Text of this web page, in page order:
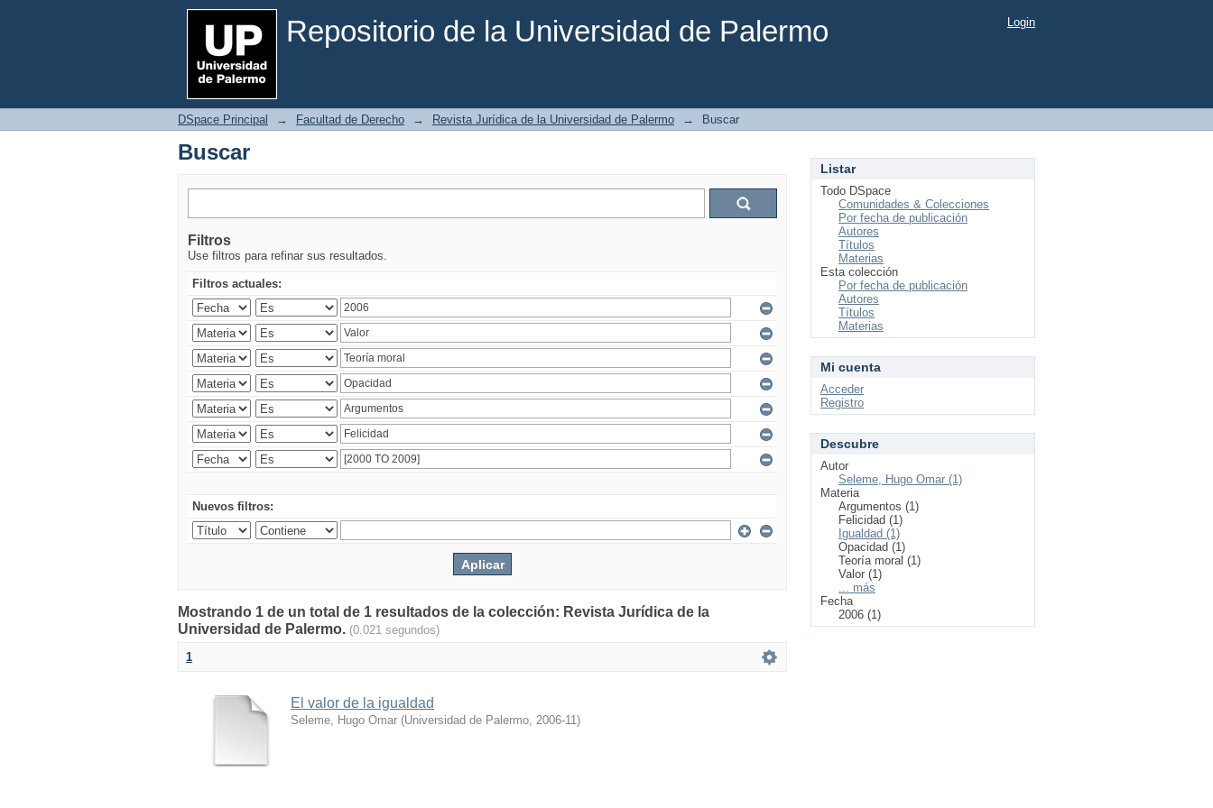
Repositorio de la Universidad de Palermo
Buscar Login
DSpace Principal → Facultad de Derecho → Revista Jurídica de la Universidad de Palermo → Buscar
Buscar
Filtros
Use filtros para refinar sus resultados.
Filtros actuales:
Nuevos filtros:
Mostrando 1 de un total de 1 resultados de la colección: Revista Jurídica de la
Universidad de Palermo. (0.021 segundos)
1
El valor de la igualdad
Seleme, Hugo Omar (Universidad de Palermo, 2006-11)
Listar
Todo DSpace
Comunidades & Colecciones
Por fecha de publicación
Autores
Títulos
Materias
Esta colección
Por fecha de publicación
Autores
Títulos
Materias
Mi cuenta
Acceder
Registro
Descubre
Autor
Seleme, Hugo Omar (1)
Materia
Argumentos (1)
Felicidad (1)
Igualdad (1)
Opacidad (1)
Teoría moral (1)
Valor (1)
... más
Fecha
2006 (1)